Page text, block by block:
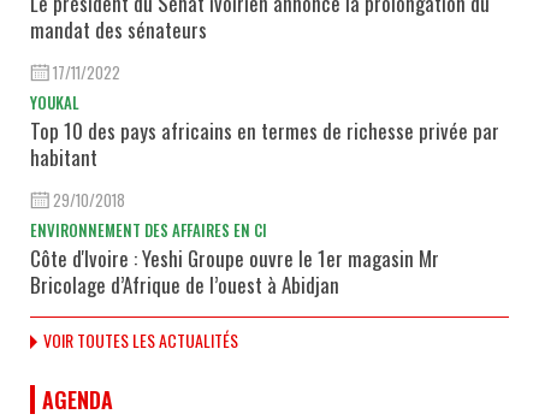
mandat des sénateurs
17/11/2022
YOUKAL
Top 10 des pays africains en termes de richesse privée par
habitant
29/10/2018
ENVIRONNEMENT DES AFFAIRES EN CI
Côte d'Ivoire : Yeshi Groupe ouvre le 1er magasin Mr
Bricolage d’Afrique de l’ouest à Abidjan
VOIR TOUTES LES ACTUALITÉS
AGENDA